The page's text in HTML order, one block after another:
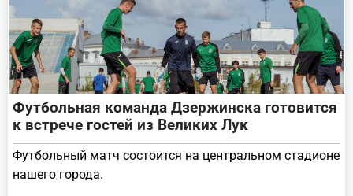
Футбольная команда Дзержинска готовится
к встрече гостей из Великих Лук
Футбольный матч состоится на центральном стадионе
нашего города.